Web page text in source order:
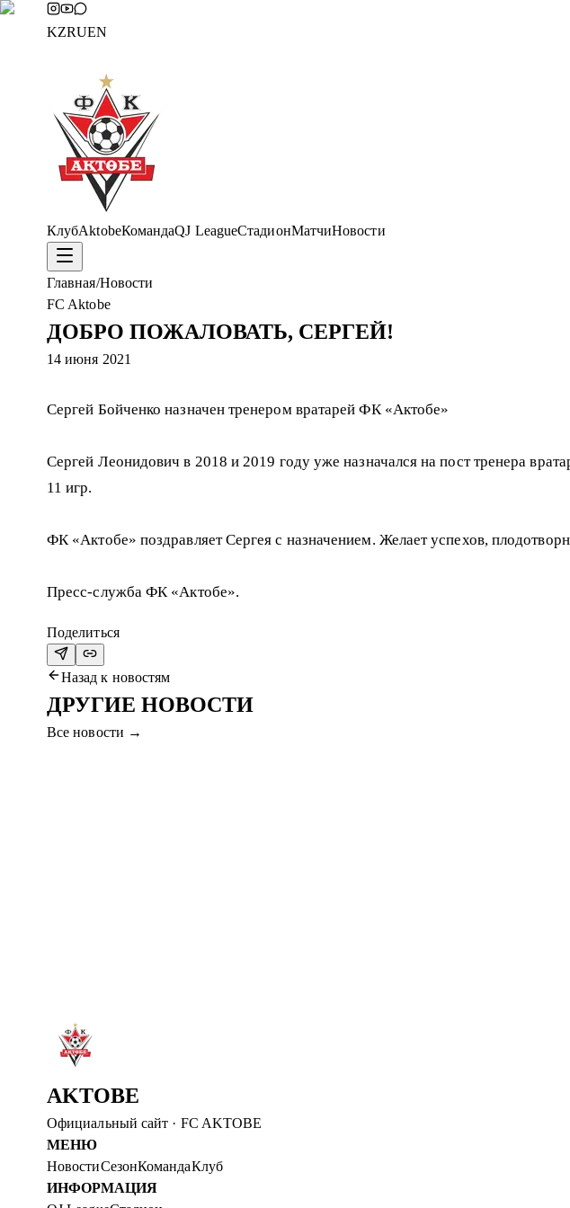
KZRUEN
КлубAktobeКомандаQJ LeagueСтадионМатчиНовости
Главная/Новости
FC Aktobe
ДОБРО ПОЖАЛОВАТЬ, СЕРГЕЙ!
14 июня 2021
Сергей Бойченко назначен тренером вратарей ФК «Актобе»
Сергей Леонидович в 2018 и 2019 году уже назначался на пост тренера
11 игр.
ФК «Актобе» поздравляет Сергея с назначением. Желает успехов,
Пресс-служба ФК «Актобе».
Поделиться
Назад к новостям
ДРУГИЕ НОВОСТИ
Все новости →
Читать далее
AKTOBE
Официальный сайт · FC AKTOBE
МЕНЮ
НовостиСезонКомандаКлуб
ИНФОРМАЦИЯ